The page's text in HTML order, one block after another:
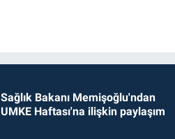
Sağlık Bakanı Memişoğlu'ndan
UMKE Haftası'na ilişkin paylaşım